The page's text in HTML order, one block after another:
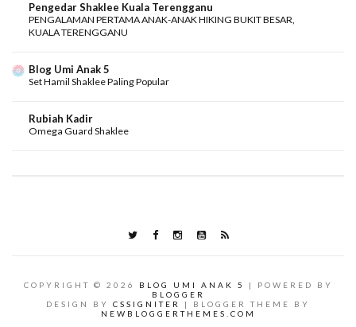
Pengedar Shaklee Kuala Terengganu
PENGALAMAN PERTAMA ANAK-ANAK HIKING BUKIT BESAR,
KUALA TERENGGANU
Blog Umi Anak 5
Set Hamil Shaklee Paling Popular
Rubiah Kadir
Omega Guard Shaklee
COPYRIGHT © 2026 BLOG UMI ANAK 5
| POWERED BY
BLOGGER
DESIGN BY CSSIGNITER
| BLOGGER THEME BY
NEWBLOGGERTHEMES.COM